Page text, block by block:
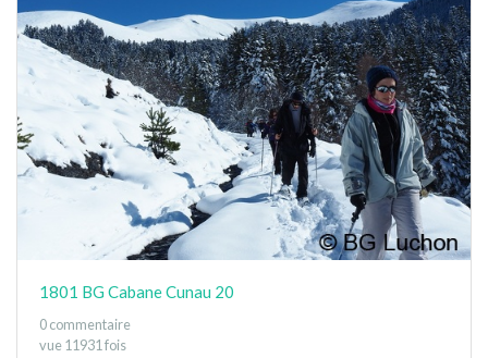
1801 BG Cabane Cunau 20
0 commentaire
vue 11931 fois